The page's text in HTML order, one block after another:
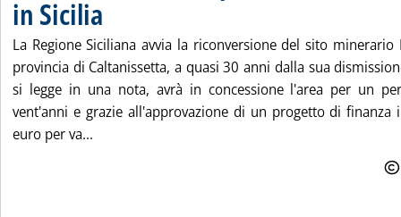
in Sicilia
La Regione Siciliana avvia la riconversione del sito minerario
provincia di Caltanissetta, a quasi 30 anni dalla sua
si legge in una nota, avrà in concessione l'area per un
vent'anni e grazie all'approvazione di un progetto di
euro per va...